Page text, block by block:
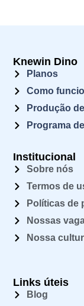
Knewin Dino
Planos
Como
Produção
Programa
Institucional
Sobre nós
Termos de
Políticas de
Nossas
Nossa
Links úteis
Blog